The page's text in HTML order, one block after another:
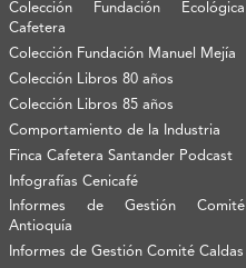
Colección Fundación Ecológica
Cafetera
Colección Fundación Manuel Mejía
Colección Libros 80 años
Colección Libros 85 años
Comportamiento de la Industria
Finca Cafetera Santander Podcast
Infografías Cenicafé
Informes de Gestión Comité
Antioquía
Informes de Gestión Comité Caldas